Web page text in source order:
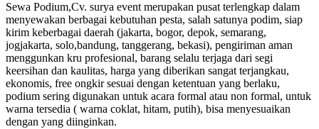
Sewa Podium,Cv. surya event merupakan pusat terlengkap dalam
menyewakan berbagai kebutuhan pesta, salah satunya podim, siap
kirim keberbagai daerah (jakarta, bogor, depok, semarang,
jogjakarta, solo,bandung, tanggerang, bekasi), pengiriman aman
menggunkan kru profesional, barang selalu terjaga dari segi
keersihan dan kaulitas, harga yang diberikan sangat terjangkau,
ekonomis, free ongkir sesuai dengan ketentuan yang berlaku,
podium sering digunakan untuk acara formal atau non formal, untuk
warna tersedia ( warna coklat, hitam, putih), bisa menyesuaikan
dengan yang diinginkan.